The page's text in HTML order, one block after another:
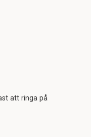
att ringa på